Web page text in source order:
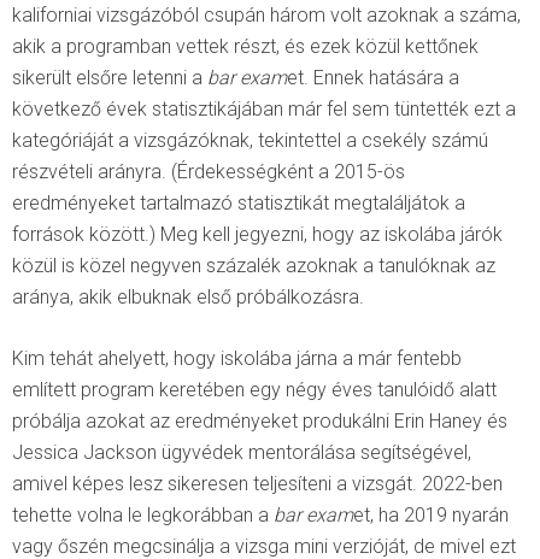
kaliforniai vizsgázóból csupán három volt azoknak a száma,
akik a programban vettek részt, és ezek közül kettőnek
sikerült elsőre letenni a bar examet. Ennek hatására a
következő évek statisztikájában már fel sem tüntették ezt a
kategóriáját a vizsgázóknak, tekintettel a csekély számú
részvételi arányra. (Érdekességként a 2015-ös
eredményeket tartalmazó statisztikát megtaláljátok a
források között.) Meg kell jegyezni, hogy az iskolába járók
közül is közel negyven százalék azoknak a tanulóknak az
aránya, akik elbuknak első próbálkozásra.
Kim tehát ahelyett, hogy iskolába járna a már fentebb
említett program keretében egy négy éves tanulóidő alatt
próbálja azokat az eredményeket produkálni Erin Haney és
Jessica Jackson ügyvédek mentorálása segítségével,
amivel képes lesz sikeresen teljesíteni a vizsgát. 2022-ben
tehette volna le legkorábban a bar examet, ha 2019 nyarán
vagy őszén megcsinálja a vizsga mini verzióját, de mivel ezt